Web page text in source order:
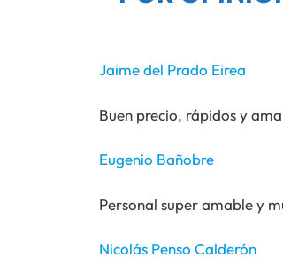
Jaime del Prado Eirea
Buen precio, rápidos y
Eugenio Bañobre
Personal super amable y
Nicolás Penso Calderón